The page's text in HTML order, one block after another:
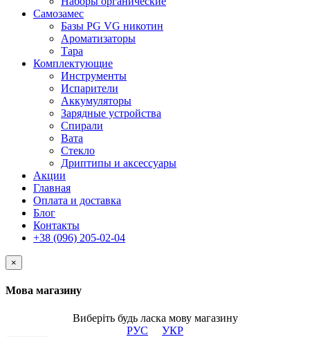
Самозамес
Базы PG VG никотин
Ароматизаторы
Тара
Комплектующие
Инструменты
Испарители
Аккумуляторы
Зарядные устройства
Спирали
Вата
Стекло
Дриптипы и аксессуары
Акции
Главная
Оплата и доставка
Блог
Контакты
+38 (096) 205-02-04
×
Мова магазину
Виберіть будь ласка мову магазину
РУС
УКР